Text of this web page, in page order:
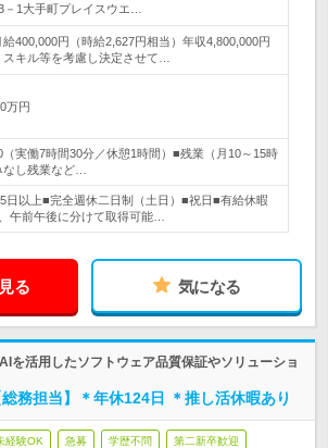
－1大手町プレイスウエ…
給400,000円（時給2,627円相当）年収4,800,000円
キル等を考慮し決定させて…
万円
実働7時間30分／休憩1時間）■残業（月10～15時
し残業など…
日以上■完全週休二日制（土日）■祝日■有給休暇
午前午後に分けて取得可能…
る 気になる
を活用したソフトウェア品質保証やソリューショ
務担当】＊年休124日 ＊推し活休暇あり
経験OK 急募 学歴不問 第二新卒歓迎